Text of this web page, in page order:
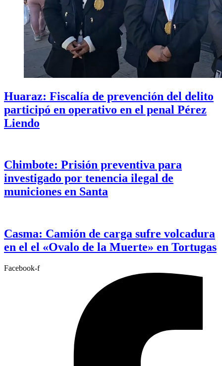
Huaraz: Fiscalía de prevención del delito
participó en operativo en el penal Pérez
Liendo
Chimbote: Prisión preventiva para
investigado por tenencia ilegal de
municiones en Santa
Casma: Camión de carga sufre volcadura
en el el «Ovalo de la Muerte» en Tortugas
Facebook-f